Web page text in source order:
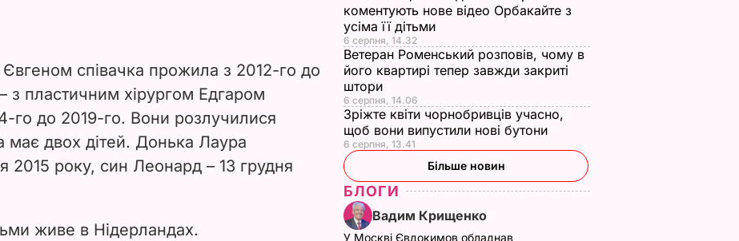
співачка прожила з 2012-го до
з пластичним хірургом Едгаром
го до 2019-го. Вони розлучилися
має двох дітей. Донька Лаура
2015 року, син Леонард – 13 грудня
живе в Нідерландах.
коментують нове відео Орбакайте з
усіма її дітьми
6 серпня, 14.32
Ветеран Роменський розповів, чому в
його квартирі тепер завжди закриті
штори
6 серпня, 14.06
Зріжте квіти чорнобривців учасно,
щоб вони випустили нові бутони
6 серпня, 13.41
Більше новин
БЛОГИ
Вадим Крищенко
У Москві Євдокимов обладнав